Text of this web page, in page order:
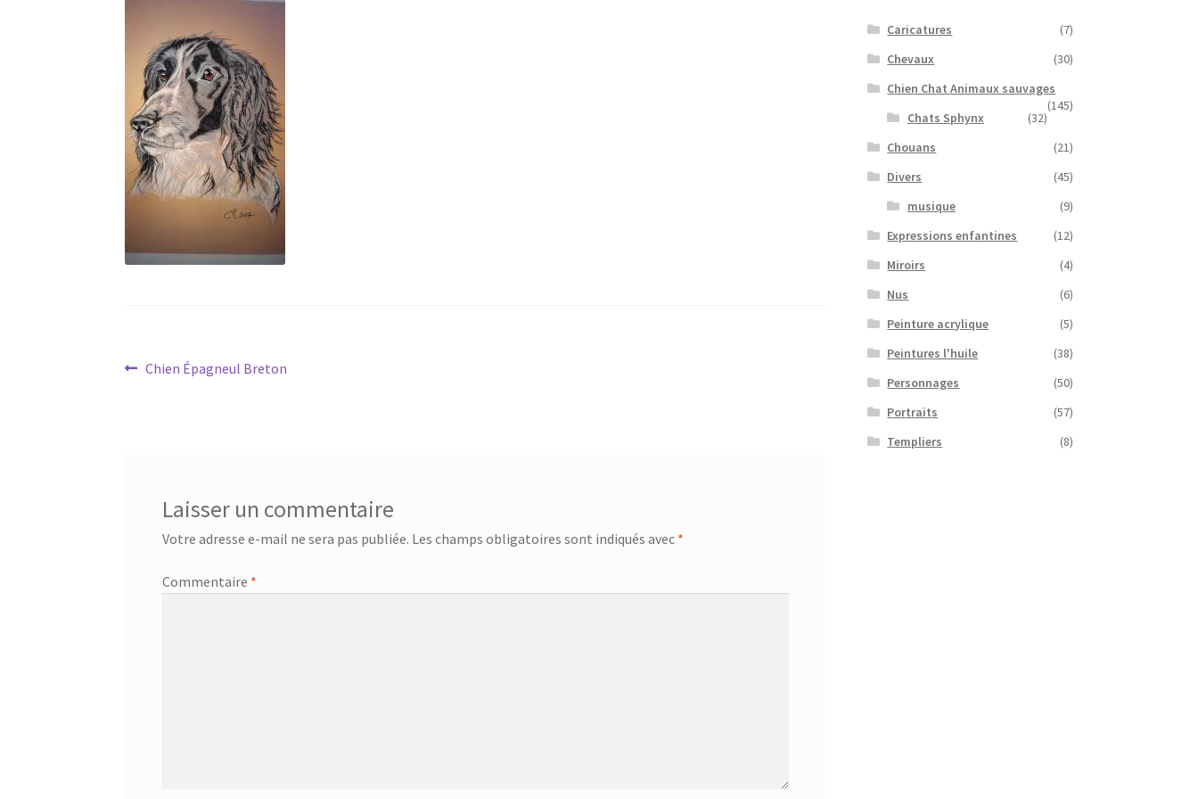
Navigation
Article
Chien Épagneul Breton
Laisser un commentaire
Votre adresse e-mail ne sera pas publiée. Les champs obligatoires sont indiqués avec *
Commentaire *
Caricatures
(7)
Chevaux
(30)
Chien Chat Animaux sauvages
(145)
Chats Sphynx
(32)
Chouans
(21)
Divers
(45)
musique
(9)
Expressions enfantines
(12)
Miroirs
(4)
Nus
(6)
Peinture acrylique
(5)
Peintures l'huile
(38)
Personnages
(50)
Portraits
(57)
Templiers
(8)